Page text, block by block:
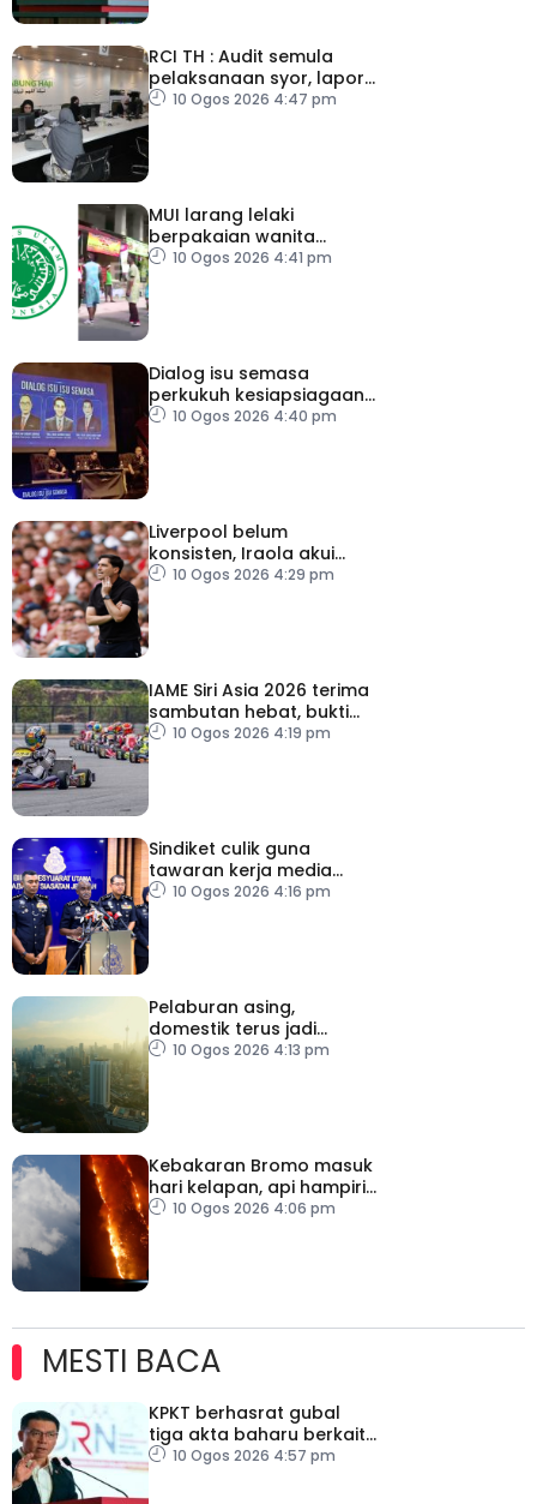
RCI TH : Audit semula
pelaksanaan syor, lapor
secara terus
10 Ogos 2026 4:47 pm
MUI larang lelaki
berpakaian wanita
sempena Hari
10 Ogos 2026 4:41 pm
Dialog isu semasa
perkukuh kesiapsiagaan,
penyelarasan warga RTM
10 Ogos 2026 4:40 pm
Liverpool belum
konsisten, Iraola akui
masih banyak perlu
10 Ogos 2026 4:29 pm
IAME Siri Asia 2026 terima
sambutan hebat, bukti
Malaysia bertaraf dunia
10 Ogos 2026 4:19 pm
Sindiket culik guna
tawaran kerja media
sosial tumpas
10 Ogos 2026 4:16 pm
Pelaburan asing,
domestik terus jadi
pemangkin pertumbuhan
10 Ogos 2026 4:13 pm
Kebakaran Bromo masuk
hari kelapan, api hampiri
penempatan penduduk
10 Ogos 2026 4:06 pm
MESTI BACA
KPKT berhasrat gubal
tiga akta baharu berkait
perumahan
10 Ogos 2026 4:57 pm